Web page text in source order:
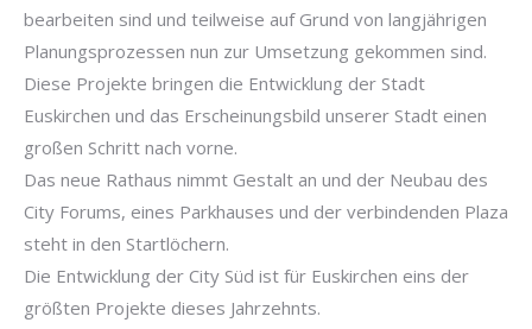
bearbeiten sind und teilweise auf Grund von langjährigen
Planungsprozessen nun zur Umsetzung gekommen sind.
Diese Projekte bringen die Entwicklung der Stadt
Euskirchen und das Erscheinungsbild unserer Stadt einen
großen Schritt nach vorne.
Das neue Rathaus nimmt Gestalt an und der Neubau des
City Forums, eines Parkhauses und der verbindenden Plaza
steht in den Startlöchern.
Die Entwicklung der City Süd ist für Euskirchen eins der
größten Projekte dieses Jahrzehnts.